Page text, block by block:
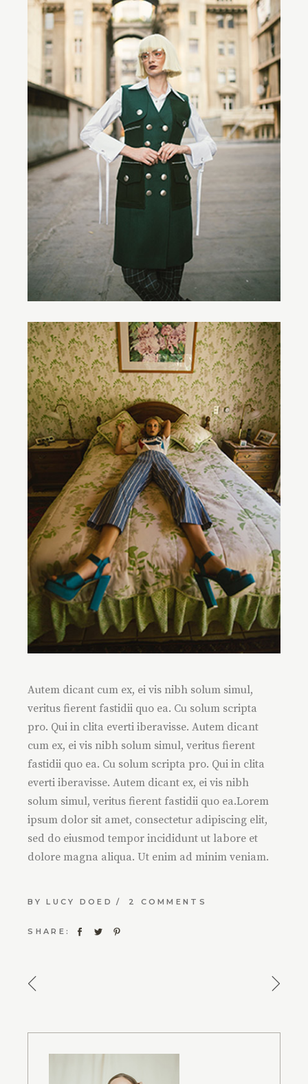
Autem dicant cum ex, ei vis nibh solum simul,
veritus fierent fastidii quo ea. Cu solum scripta
pro. Qui in clita everti iberavisse. Autem dicant
cum ex, ei vis nibh solum simul, veritus fierent
fastidii quo ea. Cu solum scripta pro. Qui in clita
everti iberavisse. Autem dicant ex, ei vis nibh
solum simul, veritus fierent fastidii quo ea.Lorem
ipsum dolor sit amet, consectetur adipiscing elit,
sed do eiusmod tempor incididunt ut labore et
dolore magna aliqua. Ut enim ad minim veniam.
BY LUCY DOED 2 COMMENTS
SHARE: